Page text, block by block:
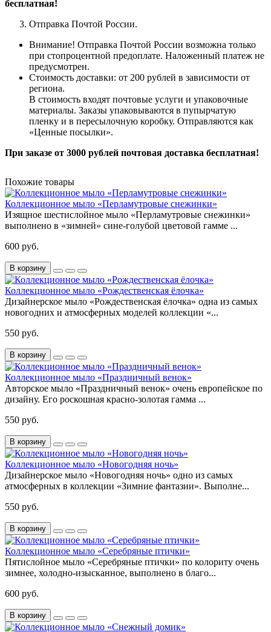
бесплатная!
Отправка Почтой России.
Внимание! Отправка Почтой России возможна только
при стопроцентной предоплате. Наложенный платеж не
предусмотрен.
Стоимость доставки: от 200 рублей в зависимости от
региона.
В стоимость входят почтовые услуги и упаковочные
материалы. Заказы упаковываются в пупырчатую
пленку и в пересылочную коробку. Отправляются как
«Ценные посылки».
При заказе от 3000 рублей почтовая доставка бесплатная!
Похожие товары
Коллекционное мыло «Перламутровые снежинки»
Изящное шестислойное мыло «Перламутровые снежинки»
выполнено в «зимней» сине-голубой цветовой гамме ...
600 руб.
В корзину
Коллекционное мыло «Рождественская ёлочка»
Дизайнерское мыло «Рождественская ёлочка» одна из самых
новогодних и атмосферных моделей коллекции «...
550 руб.
В корзину
Коллекционное мыло «Праздничный венок»
Авторское мыло «Праздничный венок» очень европейское по
дизайну. Его роскошная красно-золотая гамма ...
550 руб.
В корзину
Коллекционное мыло «Новогодняя ночь»
Дизайнерское мыло «Новогодняя ночь» одно из самых
атмосферных в коллекции «Зимние фантазии». Выполне...
550 руб.
В корзину
Коллекционное мыло «Серебряные птички»
Пятислойное мыло «Серебряные птички» по колориту очень
зимнее, холодно-изысканное, выполнено в благо...
600 руб.
В корзину